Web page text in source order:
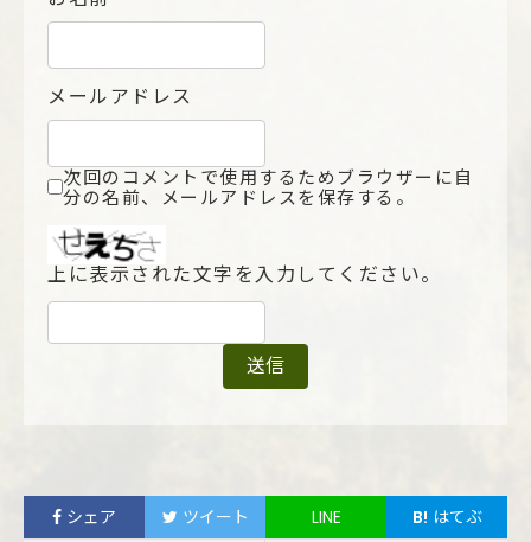
メールアドレス
次回のコメントで使用するためブラウザーに自
分の名前、メールアドレスを保存する。
上に表示された文字を入力してください。
シェア ツイート LINE B! はてぶ